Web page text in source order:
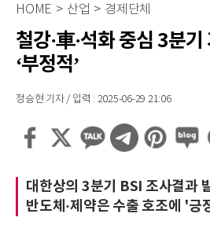
HOME > 산업 > 경제단체
철강·車·석화 중심 3분
‘부정적’
정승현 기자 / 입력 : 2025-06-29 21:06
대한상의 3분기 BSI 조사결과
반도체·제약은 수출 호조에 '긍